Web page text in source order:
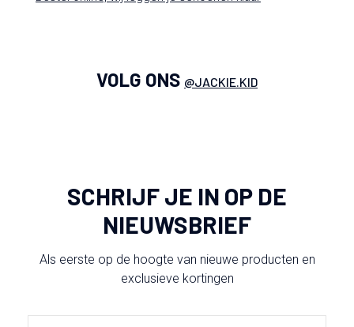
VOLG ONS @JACKIE.KID
SCHRIJF JE IN OP DE
NIEUWSBRIEF
Als eerste op de hoogte van nieuwe producten en
exclusieve kortingen